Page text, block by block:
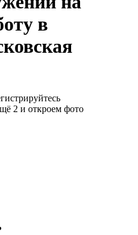
в
2 и откроем фото